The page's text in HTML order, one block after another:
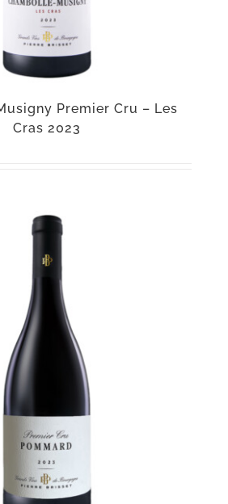
Premier Cru – Les
Cras 2023